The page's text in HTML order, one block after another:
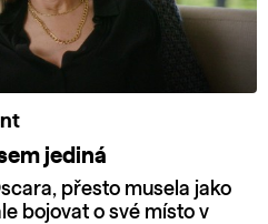
jediná
přesto musela jako
bojovat o své místo v